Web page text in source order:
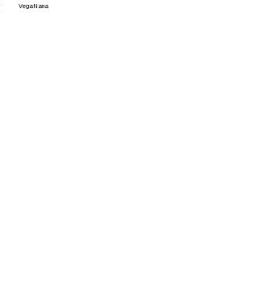
VegaNana